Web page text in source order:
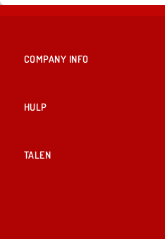
COMPANY INFO
HULP
TALEN